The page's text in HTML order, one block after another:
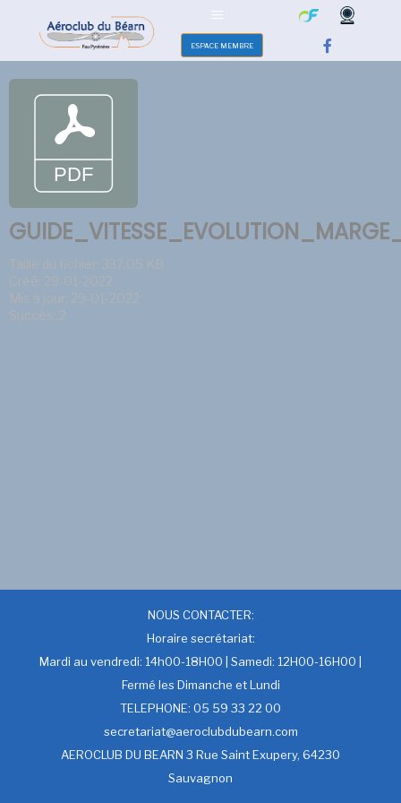
ESPACE MEMBRE
Taille du fichier: 337.05 KB
Créé: 29-01-2022
Mis à jour: 29-01-2022
Succès: 2
NOUS CONTACTER:
Horaire secrétariat:
Mardi au vendredi: 14h00-18H00 | Samedi: 12H00-16H00 |
Fermé les Dimanche et Lundi
TELEPHONE: 05 59 33 22 00
secretariat@aeroclubdubearn.com
AEROCLUB DU BEARN 3 Rue Saint Exupery, 64230
Sauvagnon